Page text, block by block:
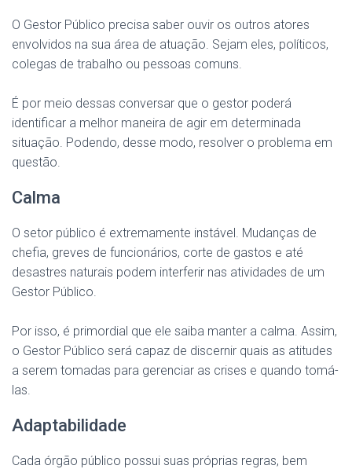
O Gestor Público precisa saber ouvir os outros atores
envolvidos na sua área de atuação. Sejam eles, políticos,
colegas de trabalho ou pessoas comuns.
É por meio dessas conversar que o gestor poderá
identificar a melhor maneira de agir em determinada
situação. Podendo, desse modo, resolver o problema em
questão.
Calma
O setor público é extremamente instável. Mudanças de
chefia, greves de funcionários, corte de gastos e até
desastres naturais podem interferir nas atividades de um
Gestor Público.
Por isso, é primordial que ele saiba manter a calma. Assim,
o Gestor Público será capaz de discernir quais as atitudes
a serem tomadas para gerenciar as crises e quando tomá-
las.
Adaptabilidade
Cada órgão público possui suas próprias regras, bem